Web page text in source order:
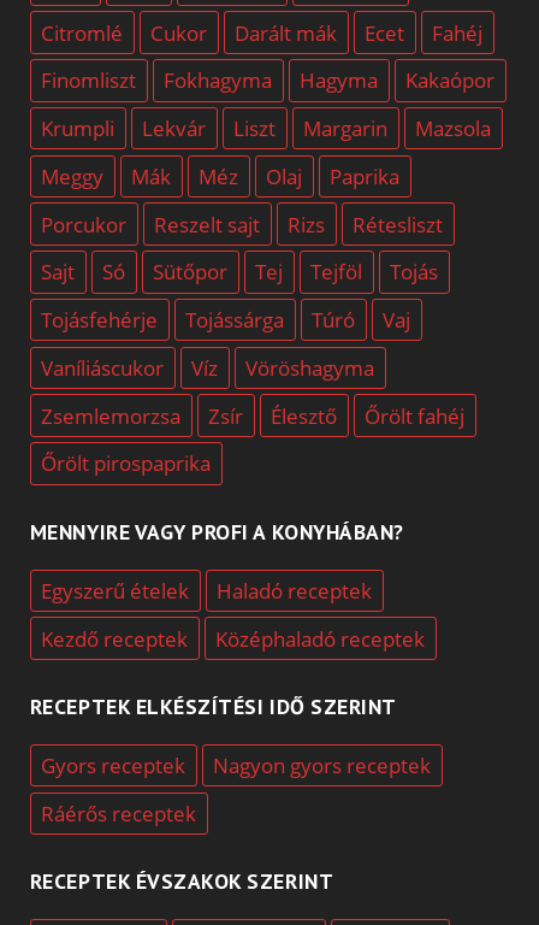
Citromlé
Cukor Darált mák Ecet
Fahéj
Finomliszt
Fokhagyma Hagyma
Kakaópor
Krumpli
Lekvár Liszt Margarin
Mazsola
Meggy
Mák Méz Olaj
Paprika
Porcukor
Reszelt sajt Rizs
Rétesliszt
Sajt
Só Sütőpor Tej Tejföl
Tojás
Tojásfehérje
Tojássárga Túró
Vaj
Vaníliáscukor
Víz
Vöröshagyma
Zsemlemorzsa
Zsír Élesztő
Őrölt fahéj
Őrölt pirospaprika
MENNYIRE VAGY PROFI A KONYHÁBAN?
Egyszerű ételek
Haladó receptek
Kezdő receptek
Középhaladó receptek
RECEPTEK ELKÉSZÍTÉSI IDŐ SZERINT
Gyors receptek
Nagyon gyors receptek
Ráérős receptek
RECEPTEK ÉVSZAKOK SZERINT